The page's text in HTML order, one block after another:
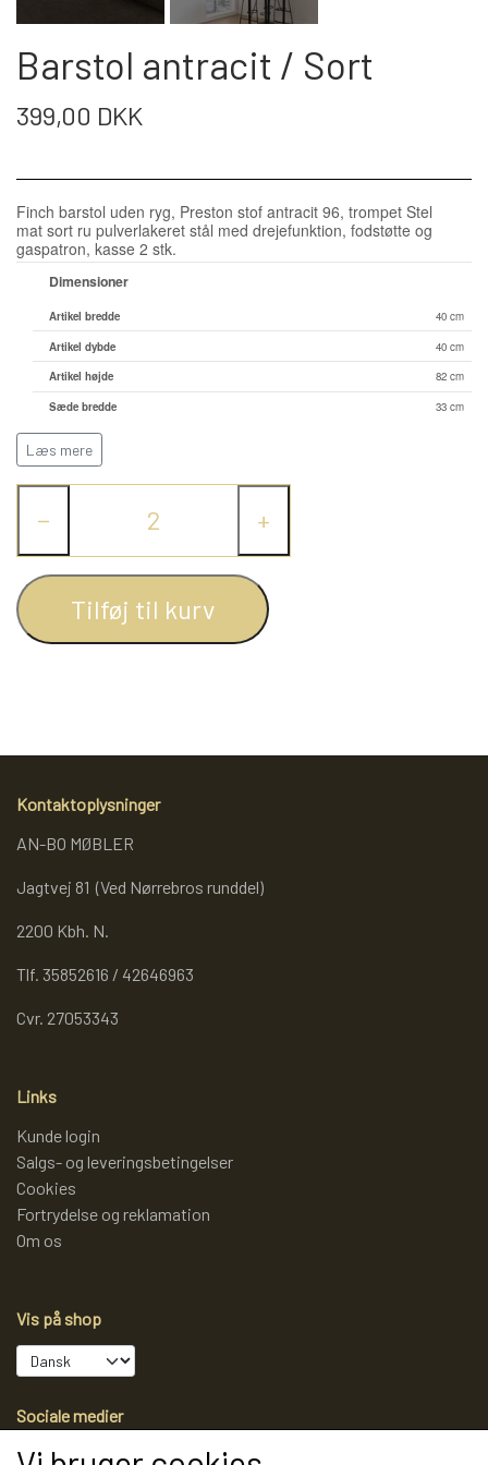
DAYBED/CHAISELONG
ENTRE
REOLER
REOL MISTRAL
REOL BASIC
REOLER/OPBEVARING
REOLSÆT
SPEJLE
BELYSNING
SPEJLE
SPEJLE
VÆGPANELER
SPEJLE
PARKERING
MONTERING & LEVERING
Barstol antracit / Sort
399,00 DKK
Finch barstol uden ryg, Preston stof antracit 96, trompet Stel
mat sort ru pulverlakeret stål med drejefunktion, fodstøtte og
gaspatron, kasse 2 stk.
Dimensioner
Artikel bredde
40 cm
Artikel dybde
40 cm
Artikel højde
82 cm
Sæde bredde
33 cm
Sæde dybde
Sæde højde max.
Læs mere
− +
Tilføj til kurv
Kontaktoplysninger
AN-BO MØBLER
Jagtvej 81 (Ved Nørrebros runddel)
2200 Kbh. N.
Tlf. 35852616 / 42646963
Cvr. 27053343
Links
Kunde login
Salgs- og leveringsbetingelser
Cookies
Fortrydelse og reklamation
Om os
Vis på shop
Sociale medier